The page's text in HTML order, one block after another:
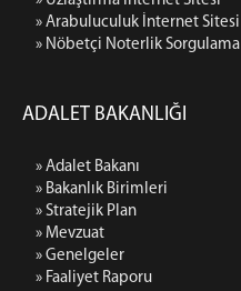
» Arabuluculuk İnternet Sitesi
» Nöbetçi Noterlik Sorgulama
ADALET BAKANLIĞI
» Adalet Bakanı
» Bakanlık Birimleri
» Stratejik Plan
» Mevzuat
» Genelgeler
» Faaliyet Raporu